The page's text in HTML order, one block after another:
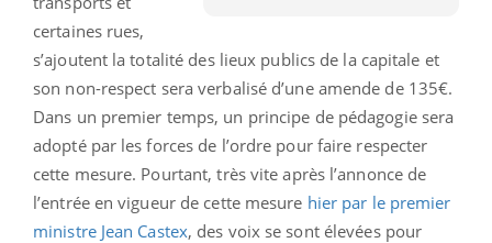
certaines rues,
s’ajoutent la totalité des lieux publics de la capitale et
son non-respect sera verbalisé d’une amende de 135€.
Dans un premier temps, un principe de pédagogie sera
adopté par les forces de l’ordre pour faire respecter
cette mesure. Pourtant, très vite après l’annonce de
l’entrée en vigueur de cette mesure hier par le premier
ministre Jean Castex, des voix se sont élevées pour